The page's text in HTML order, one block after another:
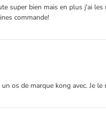
super bien mais en plus j'ai
commande!
os de marque kong avec. Je le